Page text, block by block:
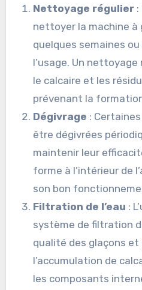
Nettoyage régulier :
nettoyer la machine à
quelques semaines
l’usage. Un
le calcaire et les
prévenant la
Dégivrage :
être dégivrées
maintenir leur
forme à l’intérieur de
son bon
Filtration de l’eau :
système de filtration
qualité des glaçons
l’accumulation de
les composants